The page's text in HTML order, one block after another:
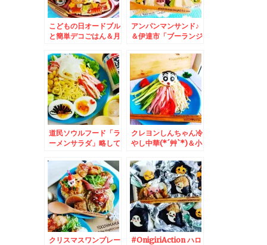
こどもの日オードブル
と簡単デコごはん＆月
ト」さんの「醤油ラー
メン」ネギトッピング
麺固め(*´艸`*)
アンパンマンサンド♪
＆伊達市「ブーランジ
ス」さん！！伊達市全
体パンのクオリティが
高すぎるっ！！絶品
「スコーン」(*´艸`*)
激好み！
道民ソウルフード「ラ
ーメンサラダ」略して
夏休みご飯にもおすす
め＾＾
クレヨンしんちゃん冷
やし中華(*´艸`*)＆小
さんの薪の香り豊かな
パンが絶品♪(*´艸`*)♪
クリスマスワンプレー
#OnigiriAction ハロ